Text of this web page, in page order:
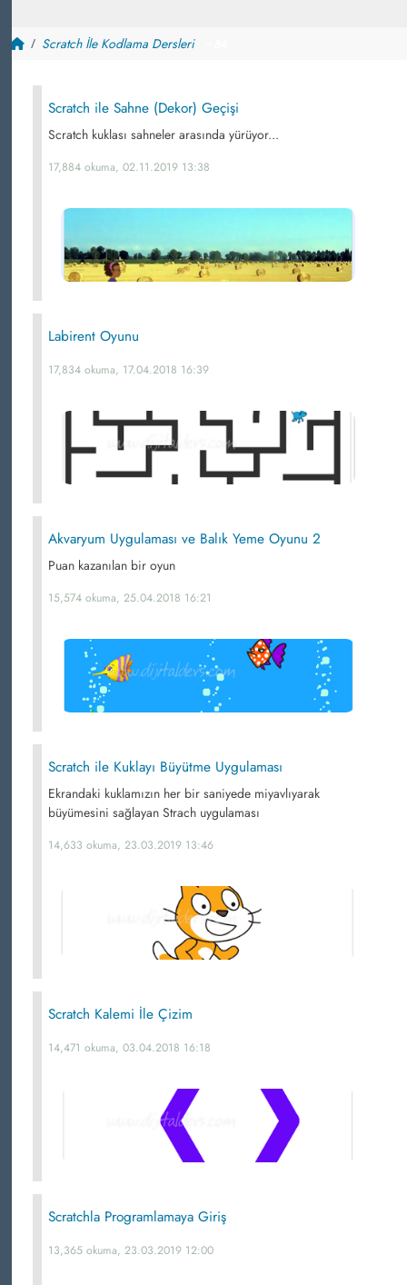
Scratch İle Kodlama Dersleri
Scratch ile Sahne (Dekor) Geçişi
Scratch kuklası sahneler arasında yürüyor...
17,884 okuma, 02.11.2019 13:38
Labirent Oyunu
17,834 okuma, 17.04.2018 16:39
Akvaryum Uygulaması ve Balık Yeme Oyunu 2
Puan kazanılan bir oyun
15,574 okuma, 25.04.2018 16:21
Scratch ile Kuklayı Büyütme Uygulaması
Ekrandaki kuklamızın her bir saniyede miyavlıyarak
büyümesini sağlayan Strach uygulaması
14,633 okuma, 23.03.2019 13:46
Scratch Kalemi İle Çizim
14,471 okuma, 03.04.2018 16:18
Scratchla Programlamaya Giriş
13,365 okuma, 23.03.2019 12:00